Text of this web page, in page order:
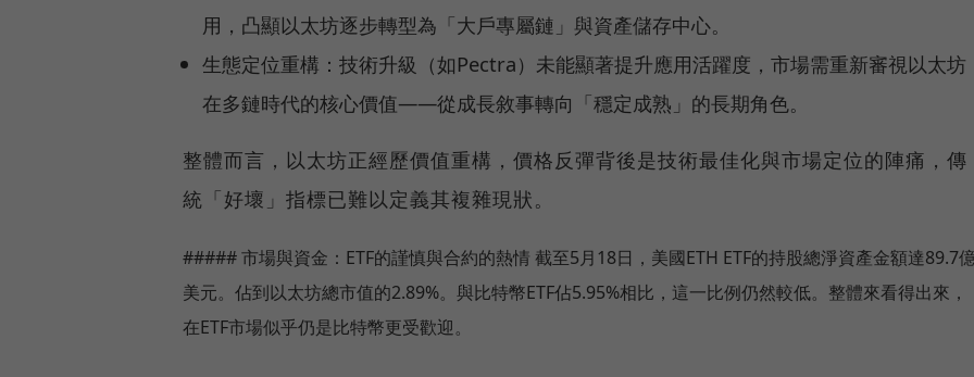
用，凸顯以太坊逐步轉型為「大戶專屬鏈」與資產儲存中心。
生態定位重構：技術升級（如Pectra）未能顯著提升應用活躍度，市場需重新審視以太坊
在多鏈時代的核心價值——從成長敘事轉向「穩定成熟」的長期角色。
整體而言，以太坊正經歷價值重構，價格反彈背後是技術最佳化與市場定位的陣痛，傳
統「好壞」指標已難以定義其複雜現狀。
##### 市場與資金：ETF的謹慎與合約的熱情 截至5月18日，美國ETH ETF的持股總淨資產金額達89.7
美元。佔到以太坊總市值的2.89%。與比特幣ETF佔5.95%相比，這一比例仍然較低。整體來看得出來，
在ETF市場似乎仍是比特幣更受歡迎。